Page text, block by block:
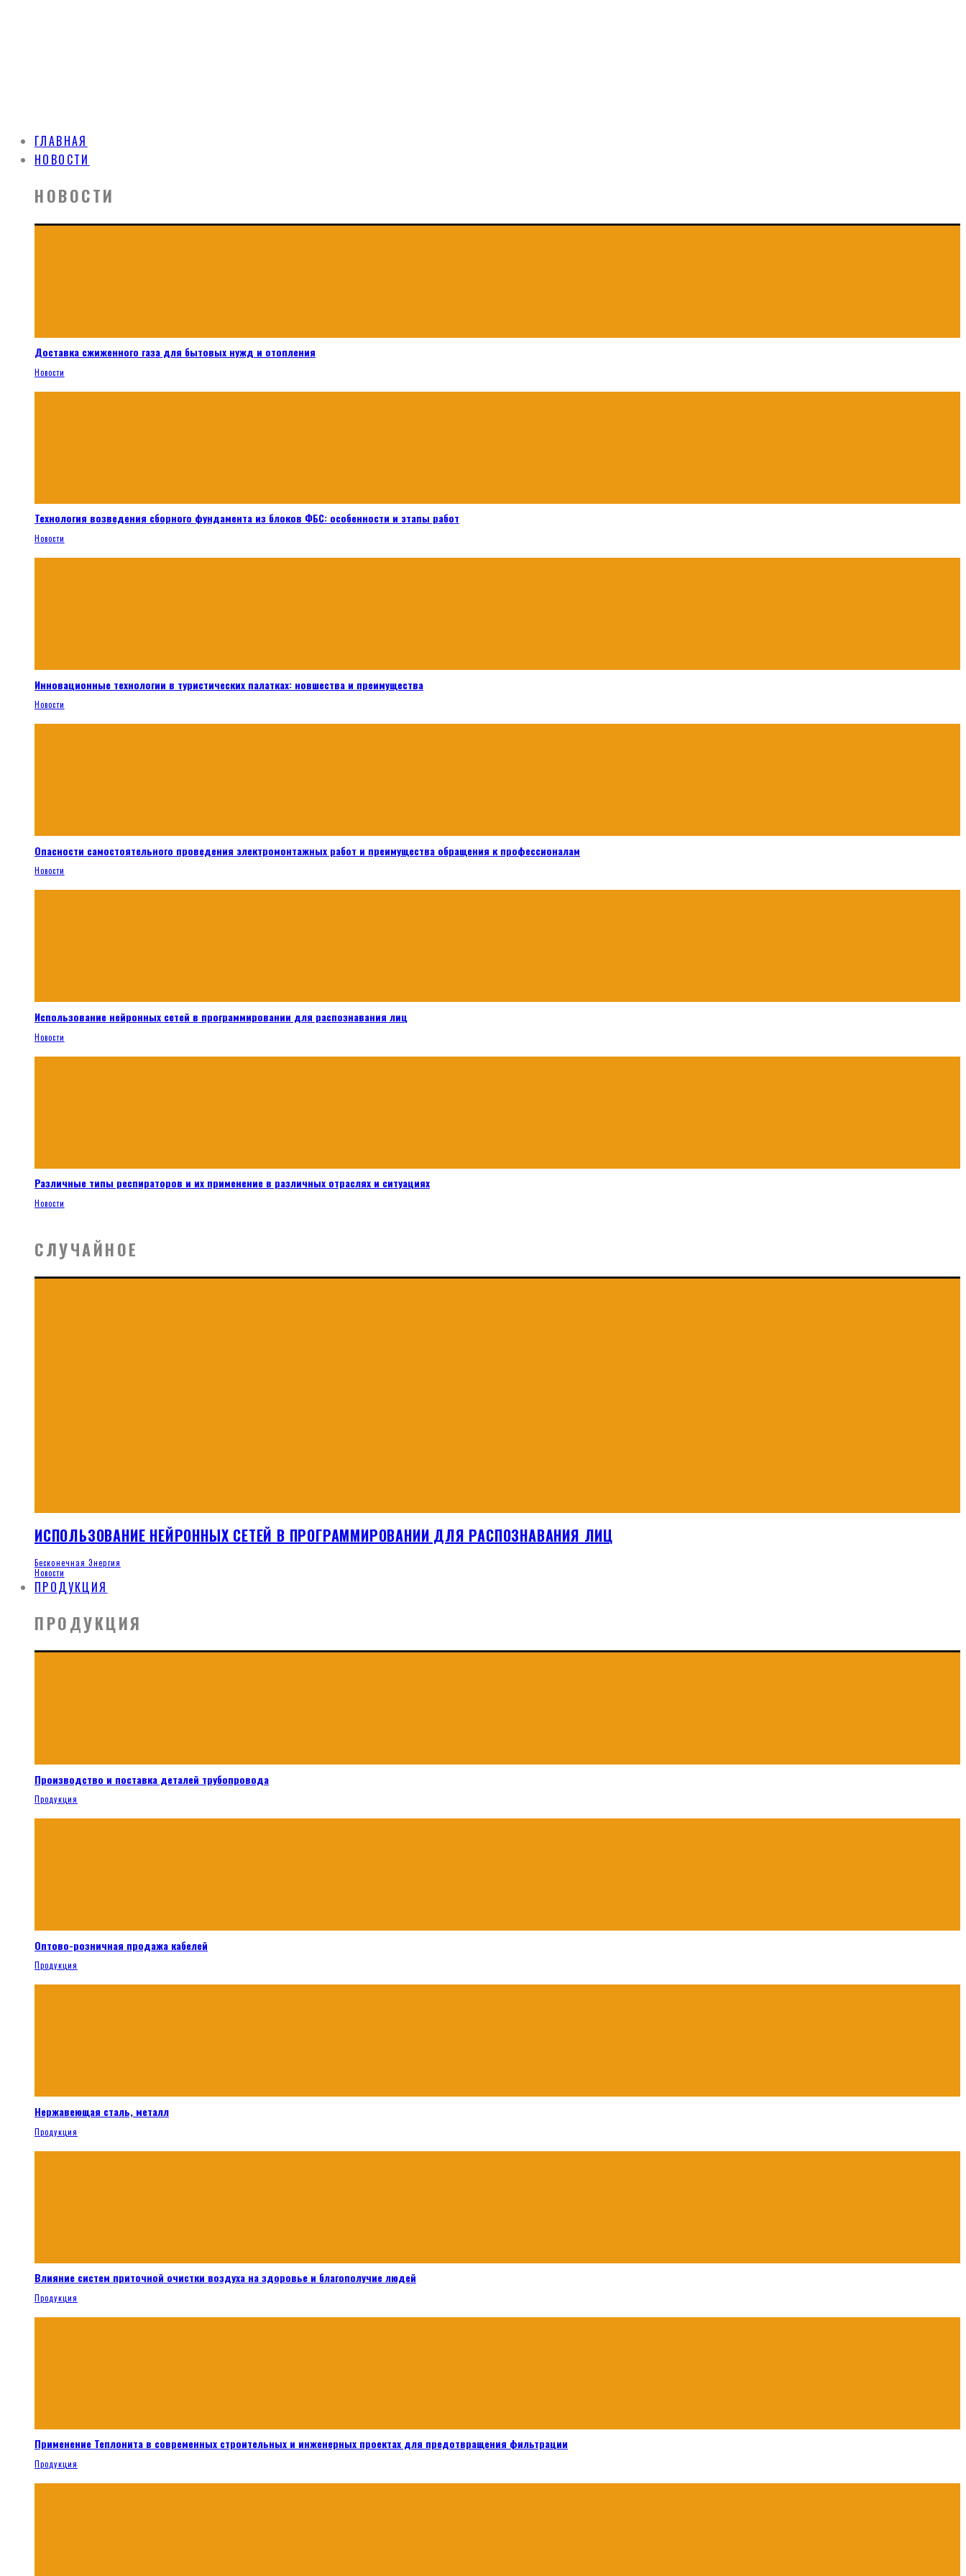
ГЛАВНАЯ
НОВОСТИ
НОВОСТИ
Доставка сжиженного газа для бытовых нужд и отопления
Новости
Технология возведения сборного фундамента из блоков ФБС: особенности и этапы работ
Новости
Инновационные технологии в туристических палатках: новшества и преимущества
Новости
Опасности самостоятельного проведения электромонтажных работ и преимущества обращения к профессионалам
Новости
Использование нейронных сетей в программировании для распознавания лиц
Новости
Различные типы респираторов и их применение в различных отраслях и ситуациях
Новости
СЛУЧАЙНОЕ
ИСПОЛЬЗОВАНИЕ НЕЙРОННЫХ СЕТЕЙ В ПРОГРАММИРОВАНИИ ДЛЯ РАСПОЗНАВАНИЯ ЛИЦ
Бесконечная Энергия
Новости
ПРОДУКЦИЯ
ПРОДУКЦИЯ
Производство и поставка деталей трубопровода
Продукция
Оптово-розничная продажа кабелей
Продукция
Нержавеющая сталь, металл
Продукция
Влияние систем приточной очистки воздуха на здоровье и благополучие людей
Продукция
Применение Теплонита в современных строительных и инженерных проектах для предотвращения фильтрации
Продукция